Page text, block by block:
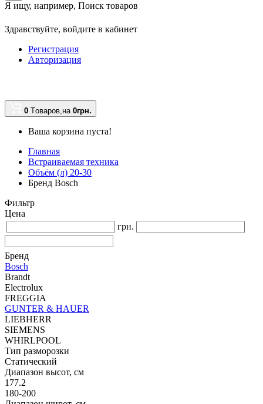
Я ищу, например, Поиск товаров
Здравствуйте, войдите в кабинет
Регистрация
Авторизация
0 Tоваров,на 0грн.
Ваша корзина пуста!
Главная
Встраиваемая техника
Объём (л) 20-30
Бренд Bosch
Фильтр
Цена
грн.
Бренд
Bosch
Brandt
Electrolux
FREGGIA
GUNTER & HAUER
LIEBHERR
SIEMENS
WHIRLPOOL
Тип разморозки
Статический
Диапазон высот, см
177.2
180-200